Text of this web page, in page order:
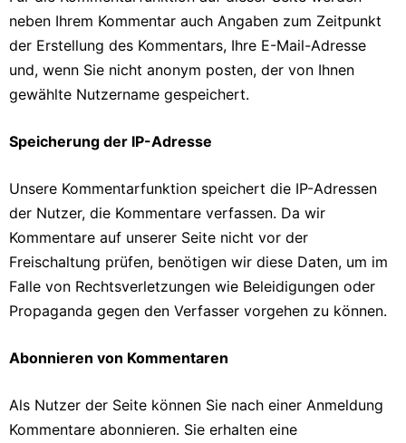
neben Ihrem Kommentar auch Angaben zum Zeitpunkt
der Erstellung des Kommentars, Ihre E-Mail-Adresse
und, wenn Sie nicht anonym posten, der von Ihnen
gewählte Nutzername gespeichert.
Speicherung der IP-Adresse
Unsere Kommentarfunktion speichert die IP-Adressen
der Nutzer, die Kommentare verfassen. Da wir
Kommentare auf unserer Seite nicht vor der
Freischaltung prüfen, benötigen wir diese Daten, um im
Falle von Rechtsverletzungen wie Beleidigungen oder
Propaganda gegen den Verfasser vorgehen zu können.
Abonnieren von Kommentaren
Als Nutzer der Seite können Sie nach einer Anmeldung
Kommentare abonnieren. Sie erhalten eine